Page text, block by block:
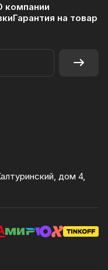
компании
Гарантия на товар
дом 4,